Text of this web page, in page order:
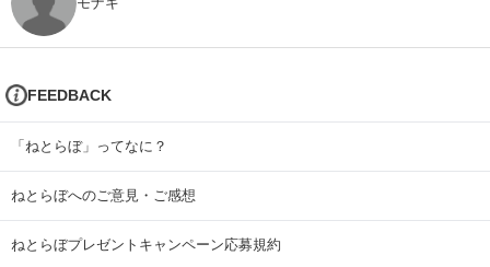
FEEDBACK
「ねとらぼ」ってなに？
ねとらぼへのご意見・ご感想
ねとらぼプレゼントキャンペーン応募規約